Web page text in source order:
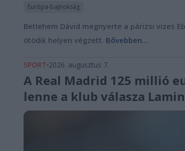
Európa-bajnokság
Betlehem Dávid megnyerte a párizsi vizes
ötödik helyen végzett. Bővebben...
SPORT 2026. augusztus 7.
A Real Madrid 125 millió
lenne a klub válasza